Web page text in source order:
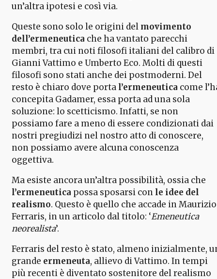
un’altra ipotesi e così via.
Queste sono solo le origini del movimento
dell’ermeneutica che ha vantato parecchi
membri, tra cui noti filosofi italiani del calibro di
Gianni Vattimo e Umberto Eco. Molti di questi
filosofi sono stati anche dei postmoderni. Del
resto è chiaro dove porta l’ermeneutica come
concepita Gadamer, essa porta ad una sola
soluzione: lo scetticismo. Infatti, se non
possiamo fare a meno di essere condizionati dai
nostri pregiudizi nel nostro atto di conoscere,
non possiamo avere alcuna conoscenza
oggettiva.
Ma esiste ancora un’altra possibilità, ossia che
l’ermeneutica possa sposarsi con le idee del
realismo. Questo è quello che accade in Maurizio
Ferraris, in un articolo dal titolo: ‘Emeneutica
neorealista’.
Ferraris del resto è stato, almeno inizialmente,
grande ermeneuta, allievo di Vattimo. In tempi
più recenti è diventato sostenitore del realismo